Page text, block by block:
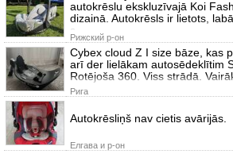
autokrēslu ekskluzīvajā Koi
dizainā. Autokrēsls ir lietots,
s
Рижский р-он
Cybex cloud Z I size bāze, kas
arī der lielākam autosēdeklītim
Rotējoša 360. Viss strādā.
Рига
Autokrēsliņš nav cietis avārijās.
Елгава и р-он